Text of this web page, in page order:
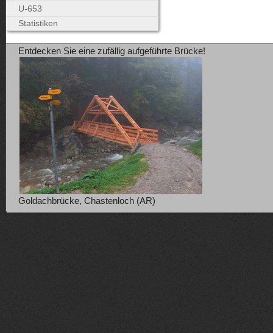
U-653
Statistiken
Entdecken Sie eine zufällig aufgeführte Brücke!
Goldachbrücke, Chastenloch (AR)